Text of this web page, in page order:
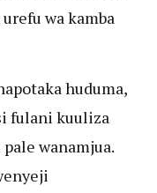
wa kamba
huduma,
fulani kuuliza
wanamjua.